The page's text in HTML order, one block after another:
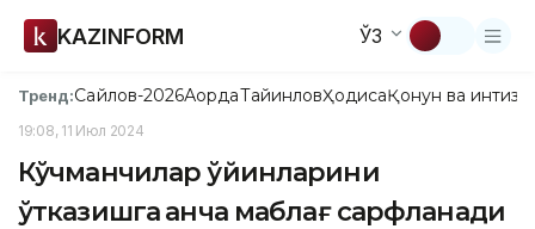
KAZINFORM ЎЗ
Тренд:Сайлов-2026АқордаТайинловҲодисаҚонун ва
19:08, 11 Июл 2024
Кўчманчилар ўйинларини
ўтказишга қанча маблағ сарфланади